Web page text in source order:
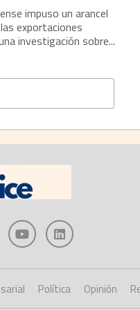
impuso un arancel
exportaciones
investigación sobre...
Política Opinión